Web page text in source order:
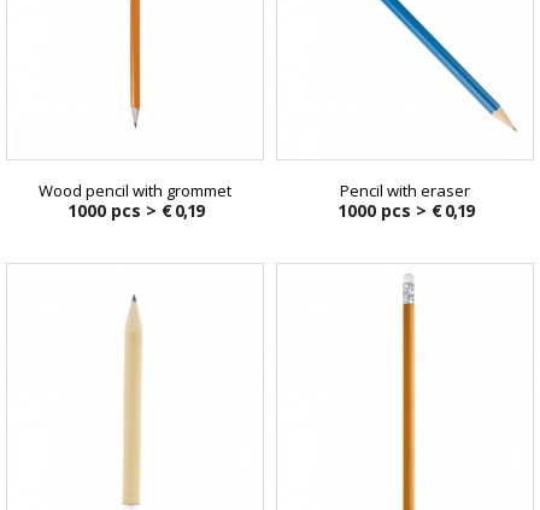
Wood pencil with grommet
1000 pcs > € 0,19
Pencil with eraser
1000 pcs > € 0,19